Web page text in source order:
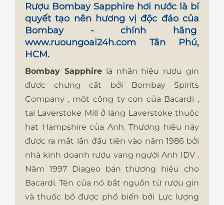
Rượu Bombay Sapphire hơi nước là bí
quyết tạo nên hương vị độc đáo của
Bombay - chính hãng
www.ruoungoai24h.com Tân Phú,
HCM.
Bombay Sapphirelà nhãn hiệu rượu gin
được chưng cất bởi Bombay Spirits
Company , một công ty con của Bacardi ,
tại Laverstoke Mill ở làng Laverstoke thuộc
hạt Hampshire của Anh. Thương hiệu này
được ra mắt lần đầu tiên vào năm 1986 bởi
nhà kinh doanh rượu vang người Anh IDV .
Năm 1997 Diageo bán thương hiệu cho
Bacardi. Tên của nó bắt nguồn từ rượu gin
và thuốc bổ được phổ biến bởi Lực lượng